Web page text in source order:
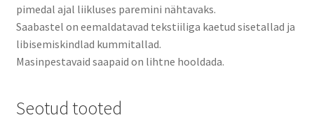
pimedal ajal liikluses paremini nähtavaks.
Saabastel on eemaldatavad tekstiiliga kaetud sisetallad ja
libisemiskindlad kummitallad.
Masinpestavaid saapaid on lihtne hooldada.
Seotud tooted